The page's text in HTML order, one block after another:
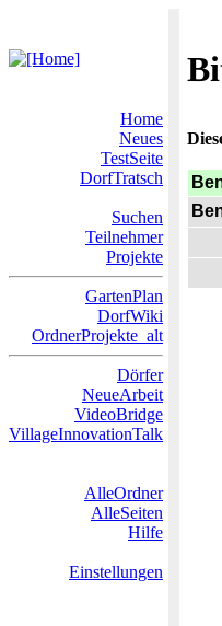
Home
Neues
TestSeite
DorfTratsch
Suchen
Teilnehmer
Projekte
GartenPlan
DorfWiki
OrdnerProjekte_alt
Dörfer
NeueArbeit
VideoBridge
VillageInnovationTalk
AlleOrdner
AlleSeiten
Hilfe
Einstellungen